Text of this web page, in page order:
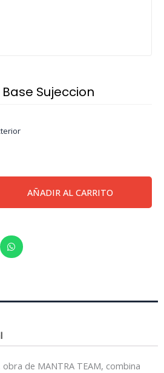
Sujeccion
AÑADIR AL CARRITO
obra de MANTRA TEAM, combina